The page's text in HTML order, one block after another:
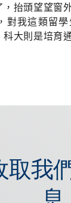
抬頭望望窗
對我這類留
大則是培育
取我